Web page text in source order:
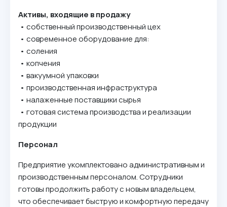
Активы, входящие в продажу
• собственный производственный цех
• современное оборудование для:
• соления
• копчения
• вакуумной упаковки
• производственная инфраструктура
• налаженные поставщики сырья
• готовая система производства и реализации
продукции
Персонал
Предприятие укомплектовано административным и
производственным персоналом. Сотрудники
готовы продолжить работу с новым владельцем,
что обеспечивает быструю и комфортную передачу